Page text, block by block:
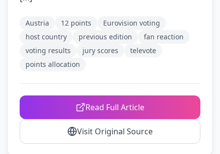
Austria 12 points
Eurovision voting
host country
previous edition
fan reaction
voting results
jury scores
televote
points allocation
Read Full Article
Visit Original Source